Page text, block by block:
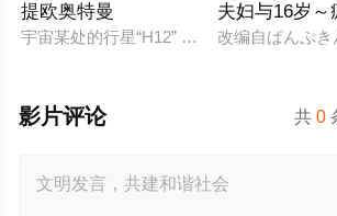
提欧奥特曼
宇宙某处的行星“H12” 这颗与地球极其相
夫妇与16岁
改编自ぱんぷ
共0
影片评论